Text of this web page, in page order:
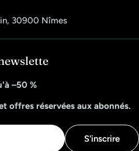
30900 Nîmes
–50 %
offres réservées aux abonnés.
S'inscrire